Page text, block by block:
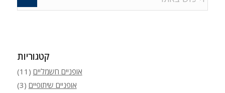
קטגוריות
אופניים חשמליים (11)
אופניים שיתופיים (3)